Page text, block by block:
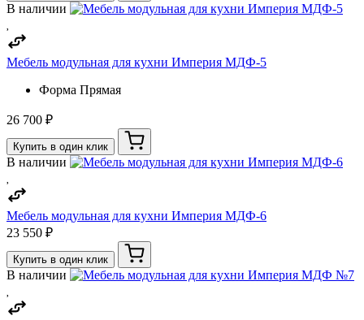
В наличии
Мебель модульная для кухни Империя МДФ-5
Форма Прямая
26 700 ₽
Купить в один клик
В наличии
Мебель модульная для кухни Империя МДФ-6
23 550 ₽
Купить в один клик
В наличии